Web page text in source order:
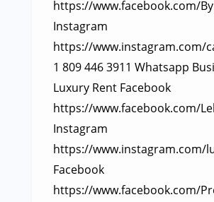
https://www.facebook.com/
Instagram
https://www.instagram.com/
1 809 446 3911 Whatsapp
Luxury Rent Facebook
https://www.facebook.com/
Instagram
https://www.instagram.com/
Facebook
https://www.facebook.com/